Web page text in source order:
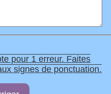
pour 1 erreur. Faites
signes de ponctuation.